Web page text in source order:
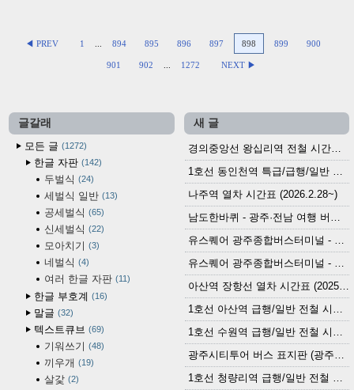
◀ PREV 1 894 895 896 897 898 899 900
901 902 1272 NEXT ▶
글갈래
모든 글
1272
한글 자판 142
두벌식 24
세벌식 일반 13
공세벌식 65
신세벌식 22
모아치기 3
네벌식 4
여러 한글 자판 11
한글 부호계 16
말글 32
텍스트큐브 69
기워쓰기 48
끼우개 19
살갗 2
새 글
경의중앙선 왕십리역 전철 시간표 (2026.4.20~)
나주역 열차 시간표 (2026.2.28~)
아산역 장항선 열차 시간표 (2025.12.30 기준) (무궁화호, ITX-마음, 새마을호, 서해금빛열차)